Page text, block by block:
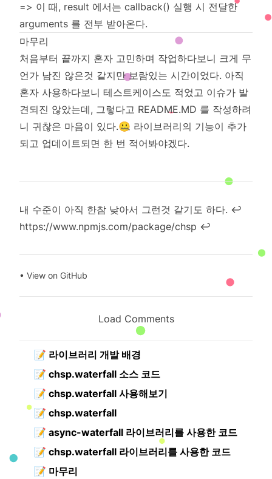
=> 이 때, result 에서는 callback() 실행 시 전달한
arguments 를 전부 받아온다.
마무리
처음부터 끝까지 혼자 고민하며 작업하다보니 크게 무
언가 남진 않은것 같지만 보람있는 시간이었다. 아직
혼자 사용하다보니 테스트케이스도 적었고 이슈가 발
견되진 않았는데, 그렇다고 README.MD 를 작성하려
니 귀찮은 마음이 있다.🤐 라이브러리의 기능이 추가
되고 업데이트되면 한 번 적어봐야겠다.
Footnotes
내 수준이 아직 한참 낮아서 그런것 같기도 하다. ↩
https://www.npmjs.com/package/chsp ↩
• View on GitHub
Load Comments
📝 라이브러리 개발 배경
📝 chsp.waterfall 소스 코드
📝 chsp.waterfall 사용해보기
📝 chsp.waterfall
📝 async-waterfall 라이브러리를 사용한 코드
📝 chsp.waterfall 라이브러리를 사용한 코드
📝 마무리